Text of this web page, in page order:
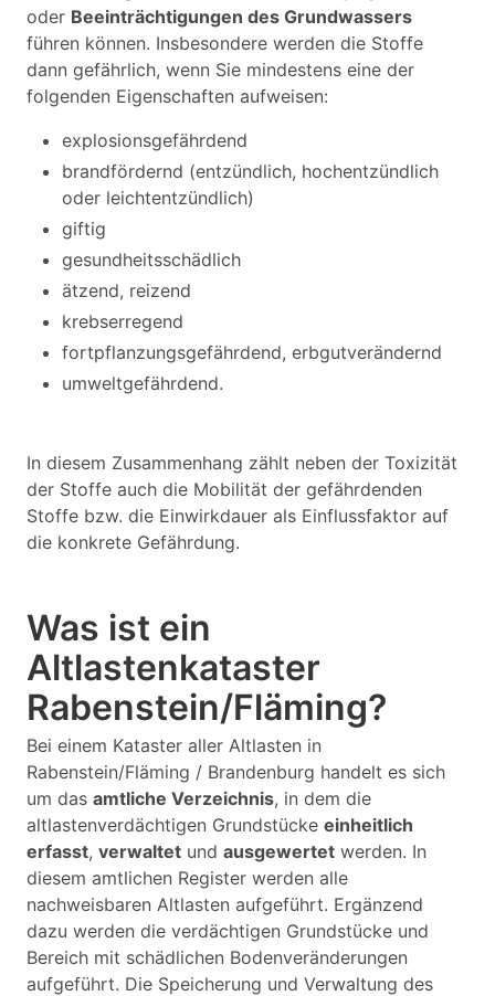
oder Beeinträchtigungen des Grundwassers
führen können. Insbesondere werden die Stoffe
dann gefährlich, wenn Sie mindestens eine der
folgenden Eigenschaften aufweisen:
explosionsgefährdend
brandfördernd (entzündlich, hochentzündlich
oder leichtentzündlich)
giftig
gesundheitsschädlich
ätzend, reizend
krebserregend
fortpflanzungsgefährdend, erbgutverändernd
umweltgefährdend.
In diesem Zusammenhang zählt neben der Toxizität
der Stoffe auch die Mobilität der gefährdenden
Stoffe bzw. die Einwirkdauer als Einflussfaktor auf
die konkrete Gefährdung.
Was ist ein
Altlastenkataster
Rabenstein/Fläming?
Bei einem Kataster aller Altlasten in
Rabenstein/Fläming / Brandenburg handelt es sich
um das amtliche Verzeichnis, in dem die
altlastenverdächtigen Grundstücke einheitlich
erfasst, verwaltet und ausgewertet werden. In
diesem amtlichen Register werden alle
nachweisbaren Altlasten aufgeführt. Ergänzend
dazu werden die verdächtigen Grundstücke und
Bereich mit schädlichen Bodenveränderungen
aufgeführt. Die Speicherung und Verwaltung des